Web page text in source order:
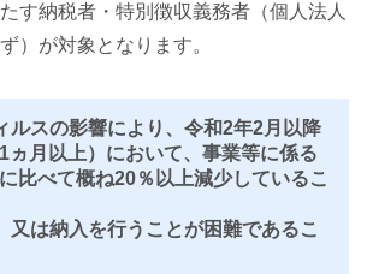
す納税者・特別徴収義務者（個人法人
）が対象となります。
ルスの影響により、令和2年2月以降
ヵ月以上）において、事業等に係る
比べて概ね20％以上減少しているこ
又は納入を行うことが困難であるこ